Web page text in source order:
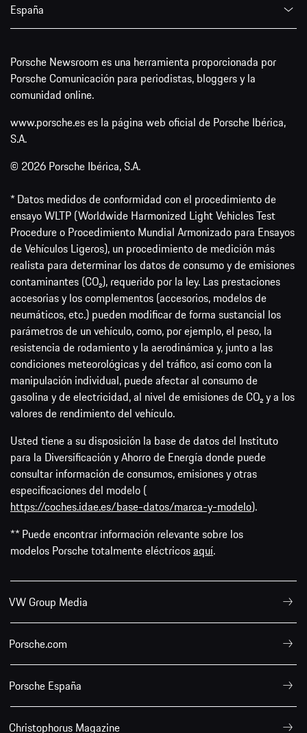
España
Porsche Newsroom es una herramienta proporcionada por
Porsche Comunicación para periodistas, bloggers y la
comunidad online.
www.porsche.es es la página web oficial de Porsche Ibérica,
S.A.
© 2026 Porsche Ibérica, S.A.
* Datos medidos de conformidad con el procedimiento de
ensayo WLTP (Worldwide Harmonized Light Vehicles Test
Procedure o Procedimiento Mundial Armonizado para Ensayos
de Vehículos Ligeros), un procedimiento de medición más
realista para determinar los datos de consumo y de emisiones
contaminantes (CO₂), requerido por la ley. Las prestaciones
accesorias y los complementos (accesorios, modelos de
neumáticos, etc.) pueden modificar de forma sustancial los
parámetros de un vehículo, como, por ejemplo, el peso, la
resistencia de rodamiento y la aerodinámica y, junto a las
condiciones meteorológicas y del tráfico, así como con la
manipulación individual, puede afectar al consumo de
gasolina y de electricidad, al nivel de emisiones de CO₂ y a los
valores de rendimiento del vehículo.
Usted tiene a su disposición la base de datos del Instituto
para la Diversificación y Ahorro de Energía donde puede
consultar información de consumos, emisiones y otras
especificaciones del modelo (
https://coches.idae.es/base-datos/marca-y-modelo).
** Puede encontrar información relevante sobre los
modelos Porsche totalmente eléctricosaquí.
VW Group Media
Porsche.com
Porsche España
Christophorus Magazine